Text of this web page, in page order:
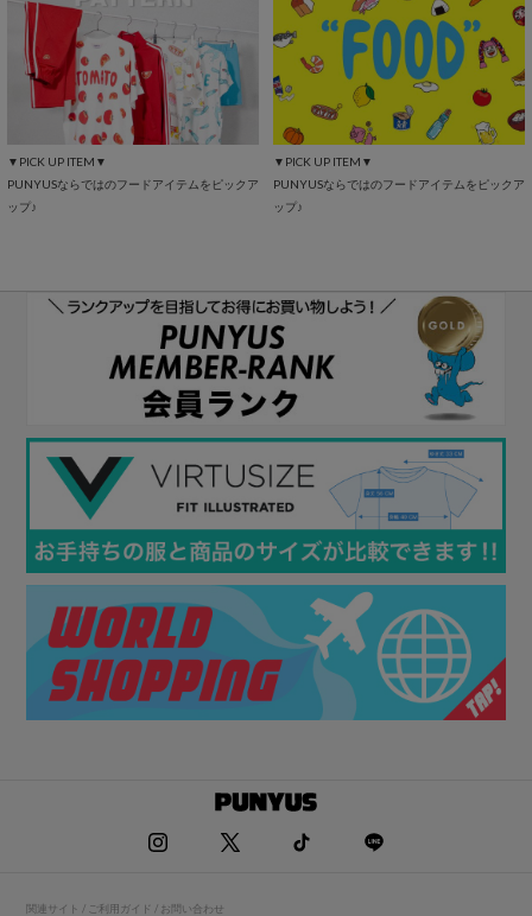
▼PICK UP ITEM▼
PUNYUSならではのフードアイテムをピックア
ップ♪
▼PICK UP ITEM▼
PUNYUSならではのフードアイテムをピックア
ップ♪
関連サイト / ご利用ガイド / お問い合わせ